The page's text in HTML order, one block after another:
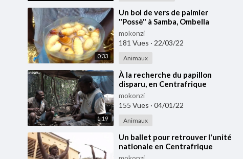
0:33
⁣Un bol de vers de palmier
"Possè" à Samba, Ombella
m'poko Centrafrique
mokonzi
181 Vues · 22/03/22
Animaux
1:19
⁣À la recherche du papillon
disparu, en Centrafrique
mokonzi
155 Vues · 04/01/22
Animaux
⁣Un ballet pour retrouver l'unité
nationale en Centrafrique